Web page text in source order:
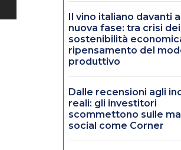
Il vino italiano davanti
nuova fase: tra crisi
sostenibilità
ripensamento del
produttivo
Dalle recensioni agli
reali: gli investitori
scommettono sulle
social come Corner